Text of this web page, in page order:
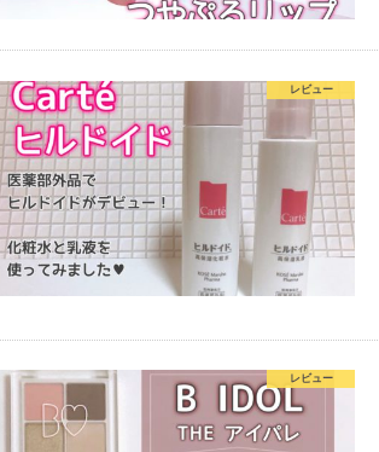
レビュー
レビュー